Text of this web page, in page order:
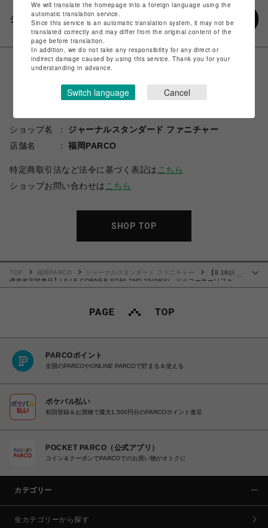
シェアする
ショップ名
ジャーナルスタンダード ファニチャー
店舗名
福岡PARCO
特定商取引法など法令に基づく表記は こちら
ショップお問い合わせは こちら
SHOP TOP
TOP 福岡PARCO ジャーナルスタンダード ファニチャー
【8.18(火)
価格改定対象品】LILLE CORNER SOFA 2ND 25(GRY) リルコーナーソファ
700
PARCOポイント
全国のPARCOやONLINE PARCOで貯まる＆使える
ポケパル払い
初回登録＆お買物で最大1,500円分のPARCOポイント進呈
POCKET PARCO（公式アプリ）
コイン＆クーポンでPARCOでのお買い物がオトクに
カテゴリー
全カテゴリーから探す
We will translate the homepage into a foreign language using the
automatic translation service.
Since this service is an automatic translation system, it may not be
translated correctly and may differ from the original content of the
page before translation.
In addition, we do not take any responsibility for any direct or
indirect damage caused by using this service. Thank you for your
understanding in advance.
Switch language Cancel